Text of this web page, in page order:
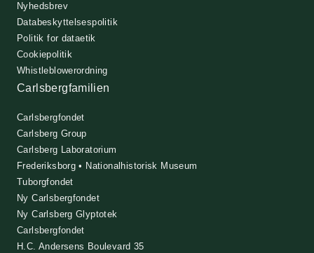
Nyhedsbrev
Databeskyttelsespolitik
Politik for dataetik
Cookiepolitik
Whistleblowerordning
Carlsbergfamilien
Carlsbergfondet
Carlsberg Group
Carlsberg Laboratorium
Frederiksborg • Nationalhistorisk Museum
Tuborgfondet
Ny Carlsbergfondet
Ny Carlsberg Glyptotek
Carlsbergfondet
H.C. Andersens Boulevard 35